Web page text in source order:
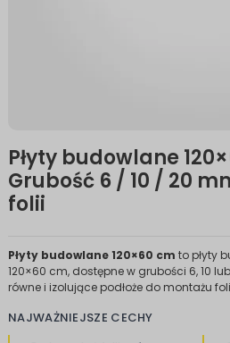
Płyty budowlane
Grubość 6 / 10 / 20
folii
Płyty budowlane 120×60 cm to płyty
120×60 cm, dostępne w grubości 6, 10
równe i izolujące podłoże do montażu
NAJWAŻNIEJSZE CECHY